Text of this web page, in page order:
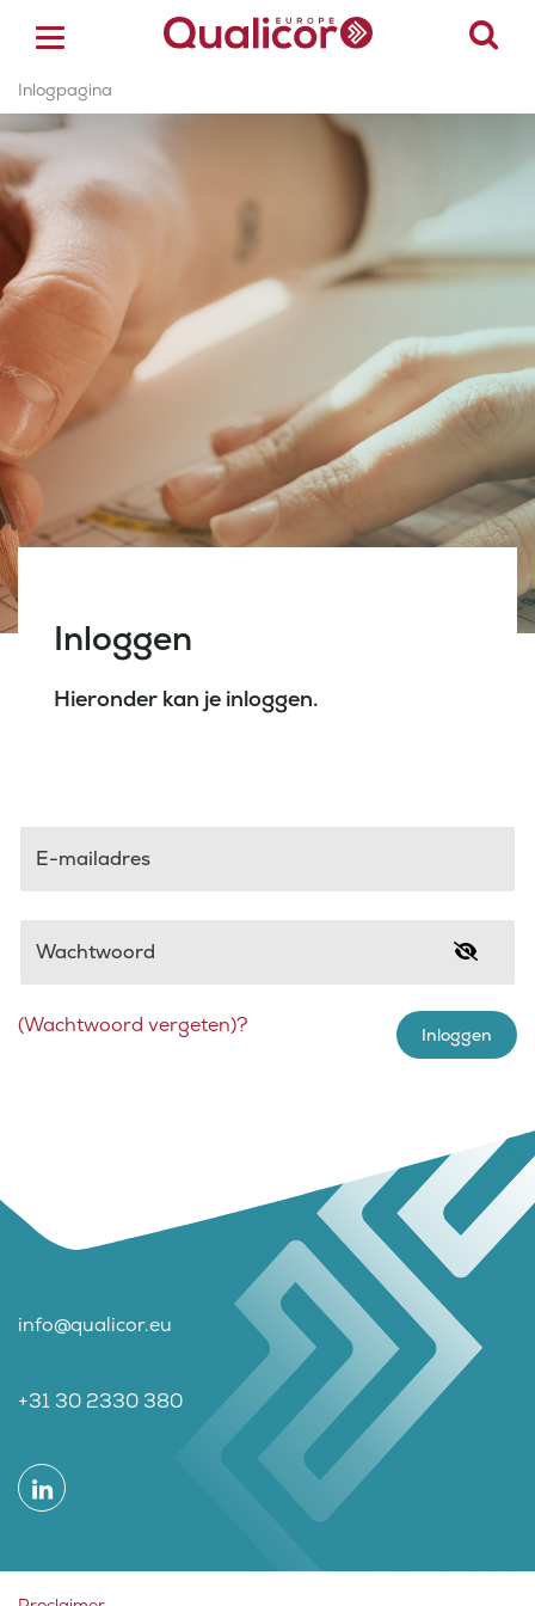
ACCREDITATIE
CERTIFICERING
ACADEMY
ZORGSECTOREN
OVER ONS
CONTACT
Inlogpagina
Inloggen
Hieronder kan je inloggen.
E-mailadres
Wachtwoord
Inloggen
(Wachtwoord vergeten)?
info@qualicor.eu
+31 30 2330 380